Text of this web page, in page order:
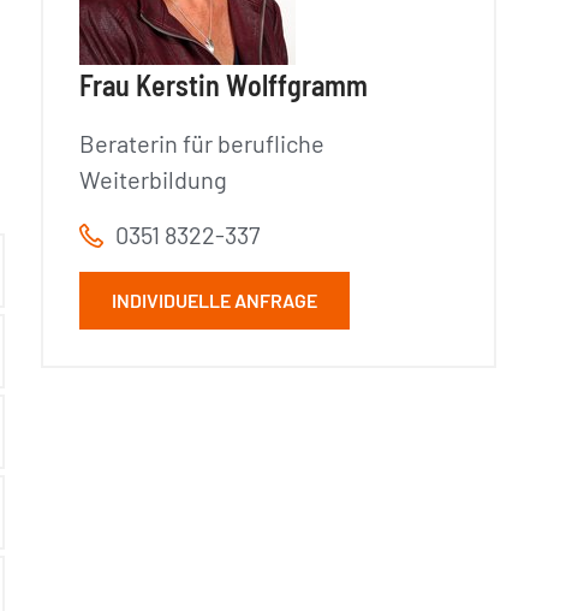
Frau Kerstin Wolffgramm
Beraterin für berufliche
Weiterbildung
0351 8322-337
INDIVIDUELLE ANFRAGE